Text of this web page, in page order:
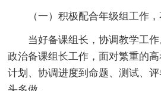
（一）积极配合年级组工作
当好备课组长，协调教学工
政治备课组长工作，面对繁重的
计划、协调进度到命题、测试、